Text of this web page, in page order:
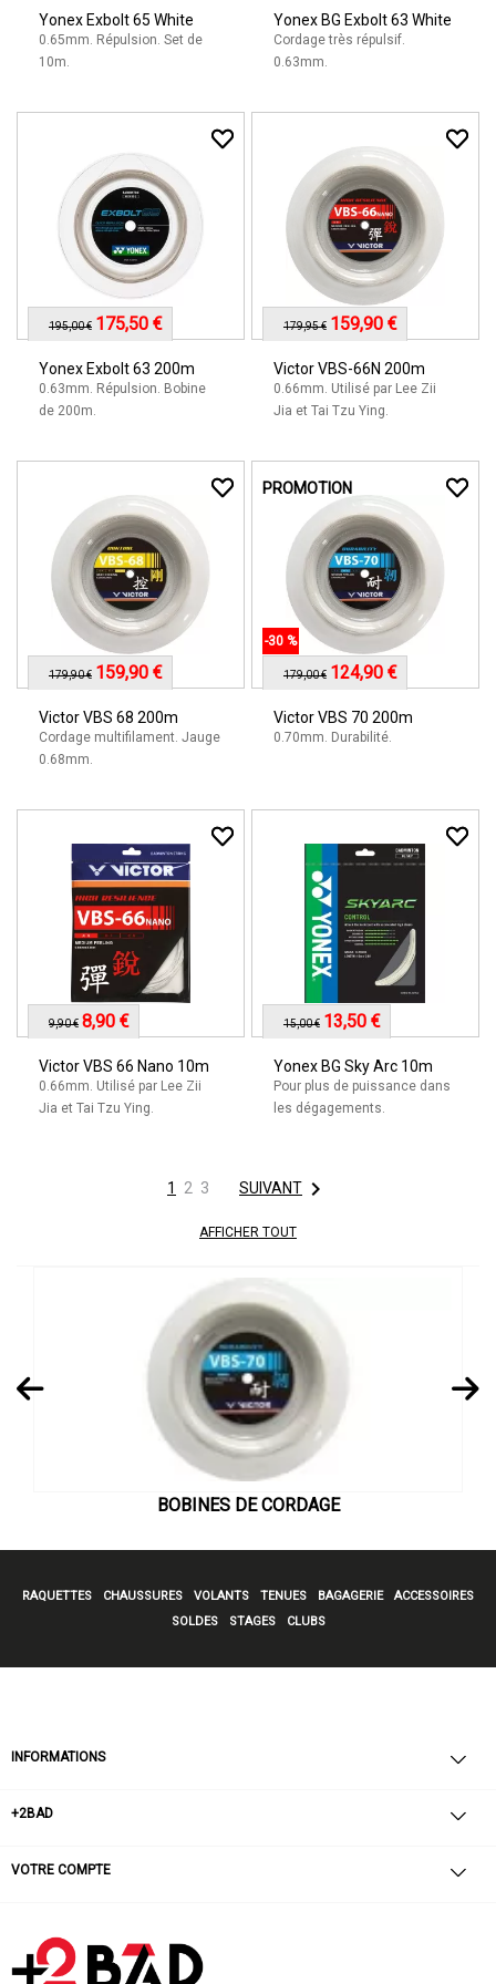
Yonex Exbolt 65 White
0.65mm. Répulsion. Set de
10m.
Yonex BG Exbolt 63 White
Cordage très répulsif.
0.63mm.
Yonex Exbolt 63 200m
0.63mm. Répulsion. Bobine
de 200m.
195,00 € 175,50 €
Victor VBS-66N 200m
0.66mm. Utilisé par Lee Zii
Jia et Tai Tzu Ying.
179,95 € 159,90 €
Victor VBS 68 200m
Cordage multifilament. Jauge
0.68mm.
179,90 € 159,90 €
PROMOTION
Victor VBS 70 200m
0.70mm. Durabilité.
-30 %
179,00 € 124,90 €
Victor VBS 66 Nano 10m
0.66mm. Utilisé par Lee Zii
Jia et Tai Tzu Ying.
9,90 € 8,90 €
Yonex BG Sky Arc 10m
Pour plus de puissance dans
les dégagements.
15,00 € 13,50 €
1 2 3 SUIVANT 
AFFICHER TOUT
BOBINES DE CORDAGE
RAQUETTES CHAUSSURES VOLANTS TENUES BAGAGERIE
ACCESSOIRES
SOLDES
STAGES CLUBS
INFORMATIONS
+2BAD
VOTRE COMPTE